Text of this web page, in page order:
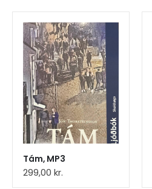
Tám, MP3
299,00 kr.